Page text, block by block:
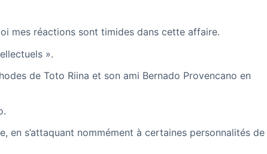
mes réactions sont timides dans cette affaire.
».
de Toto Riina et son ami Bernado Provencano en
s’attaquant nommément à certaines personnalités de